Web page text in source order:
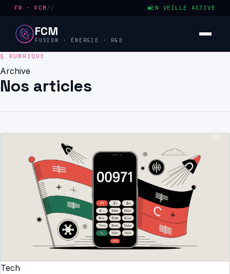
FR · FCM // EN VEILLE ACTIVE
FCM
FUSION · ÉNERGIE · R&D
Archive
Nos articles
Tech